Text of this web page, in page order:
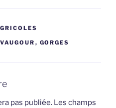
, GORGES
pas publiée. Les champs